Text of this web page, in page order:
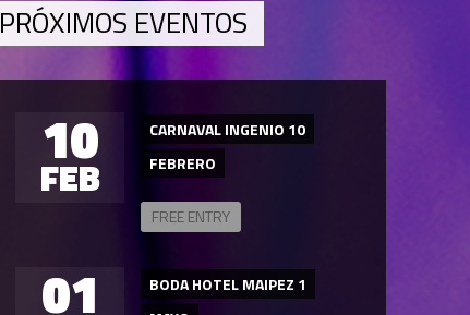
PRÓXIMOS EVENTOS
10
FEB
CARNAVAL INGENIO 10
FEBRERO
FREE ENTRY
01
BODA HOTEL MAIPEZ 1